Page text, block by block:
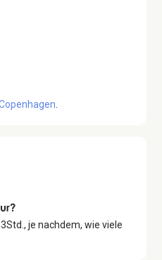
3Std., je nachdem, wie viele